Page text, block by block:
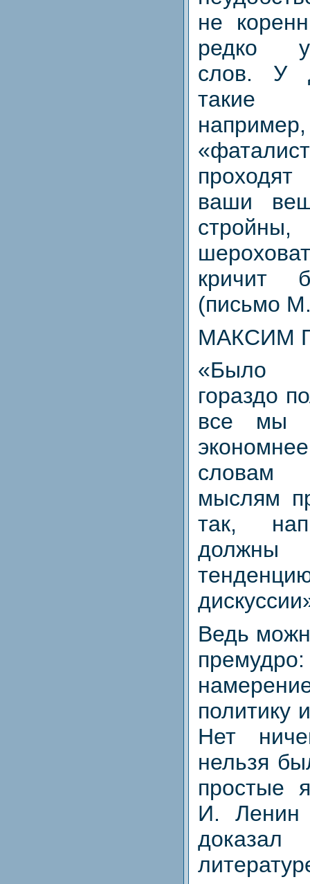
не
редко
слов. У
такие
например,
ваши
кричит
(письмо
МАКСИМ
«Было
гораздо
все мы
словам
мыслям
так,
должны
Ведь
политику
Нет
нельзя
простые
И. Ленин